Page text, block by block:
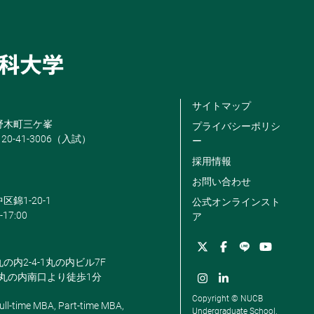
木町三ケ峯
41-3006（入試）
錦1-20-1
17:00
内2-4-1丸の内ビル7F
の内南口より徒歩1分
time MBA, Part-time MBA,
サイトマップ
プライバシーポリシ
ー
採用情報
お問い合わせ
公式オンラインスト
ア
Copyright © NUCB
Undergraduate School.